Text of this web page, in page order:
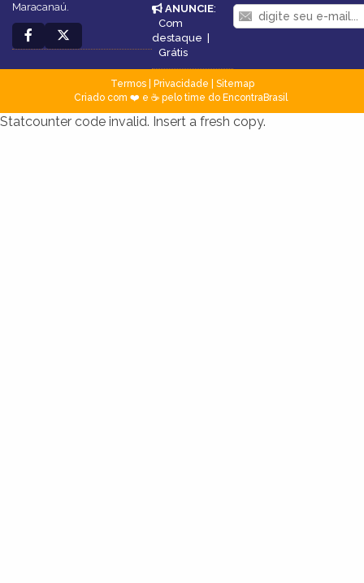
Maracanaú.
ANUNCIE:
Com
destaque
Grátis
Termos| Privacidade
Sitemap
Criado com ❤️ e ☕ pelo time do EncontraBrasil
Statcounter code invalid. Insert a fresh copy.